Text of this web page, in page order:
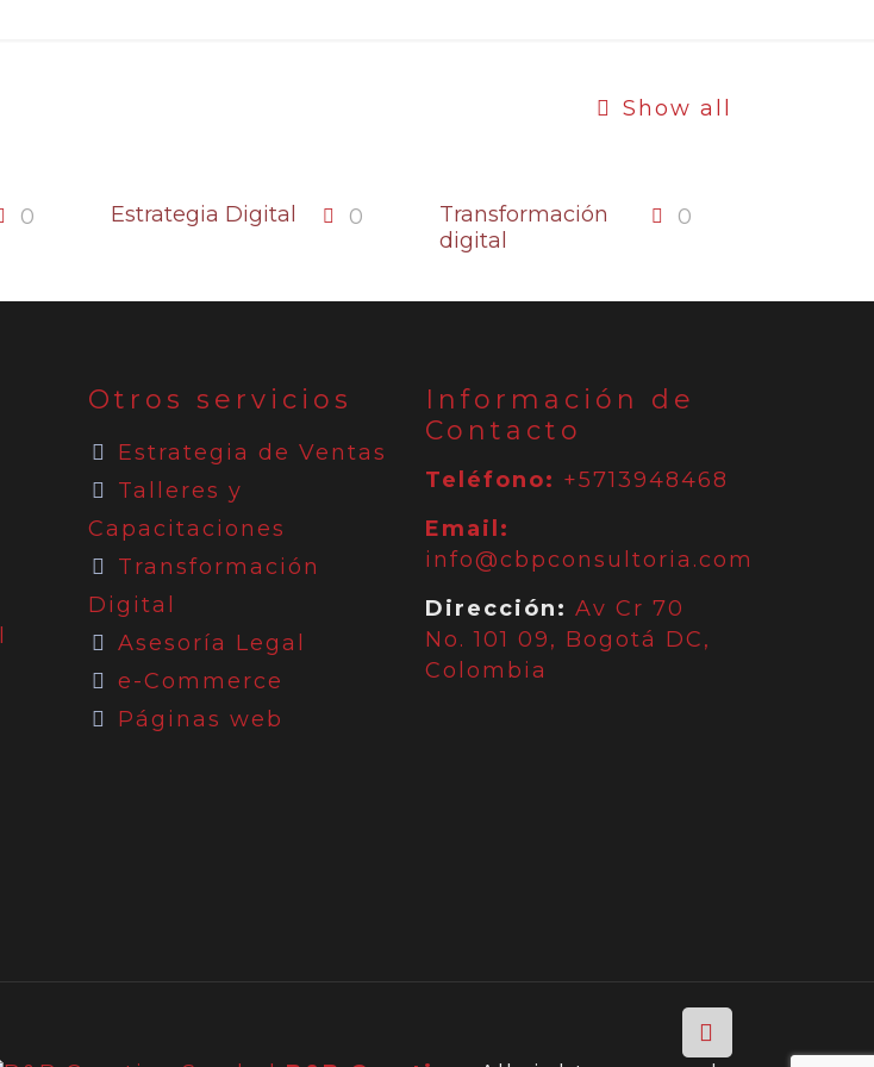
Show all
0 Estrategia Digital 0
Transformación
digital
0
Otros servicios
Estrategia de Ventas
Talleres y
Capacitaciones
Transformación
Digital
Asesoría Legal
e-Commerce
Páginas web
Información de
Contacto
Teléfono: +5713948468
Email:
info@cbpconsultoria.com
Dirección: Av Cr 70
No. 101 09, Bogotá DC,
Colombia